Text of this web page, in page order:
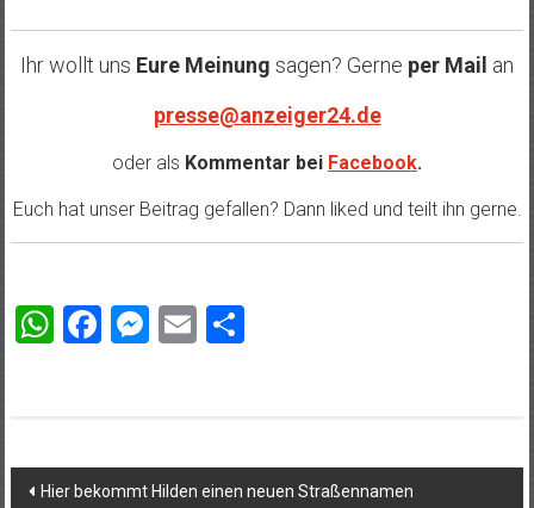
Ihr wollt uns Eure Meinung sagen? Gerne per Mail an
presse@anzeiger24.de
oder als Kommentar bei Facebook.
Euch hat unser Beitrag gefallen? Dann liked und teilt ihn gerne.
WhatsApp
Facebook
Messenger
EmailTeilen
Beitragsnavigation
Hier bekommt Hilden einen neuen Straßennamen